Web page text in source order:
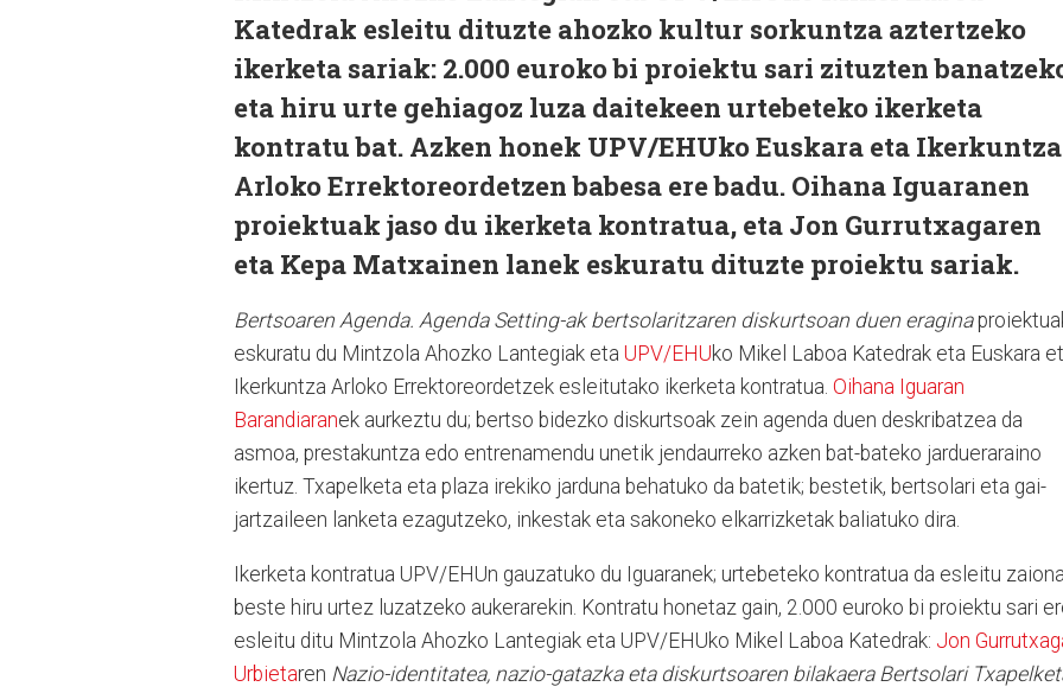
Katedrak esleitu dituzte ahozko kultur sorkuntza aztertzeko
ikerketa sariak: 2.000 euroko bi proiektu sari zituzten
eta hiru urte gehiagoz luza daitekeen urtebeteko ikerketa
kontratu bat. Azken honek UPV/EHUko Euskara eta Ikerkuntza
Arloko Errektoreordetzen babesa ere badu. Oihana Iguaranen
proiektuak jaso du ikerketa kontratua, eta Jon Gurrutxagaren
eta Kepa Matxainen lanek eskuratu dituzte proiektu sariak.
Bertsoaren Agenda. Agenda Setting-ak bertsolaritzaren diskurtsoan duen eragina
eskuratu du Mintzola Ahozko Lantegiak eta UPV/EHUko Mikel Laboa Katedrak eta Euskara
Ikerkuntza Arloko Errektoreordetzek esleitutako ikerketa kontratua. Oihana Iguaran
Barandiaranek aurkeztu du; bertso bidezko diskurtsoak zein agenda duen deskribatzea da
asmoa, prestakuntza edo entrenamendu unetik jendaurreko azken bat-bateko jardueraraino
ikertuz. Txapelketa eta plaza irekiko jarduna behatuko da batetik; bestetik, bertsolari eta gai-
jartzaileen lanketa ezagutzeko, inkestak eta sakoneko elkarrizketak baliatuko dira.
Ikerketa kontratua UPV/EHUn gauzatuko du Iguaranek; urtebeteko kontratua da esleitu
beste hiru urtez luzatzeko aukerarekin. Kontratu honetaz gain, 2.000 euroko bi proiektu sari
esleitu ditu Mintzola Ahozko Lantegiak eta UPV/EHUko Mikel Laboa Katedrak: Jon
Urbietaren Nazio-identitatea, nazio-gatazka eta diskurtsoaren bilakaera Bertsolari